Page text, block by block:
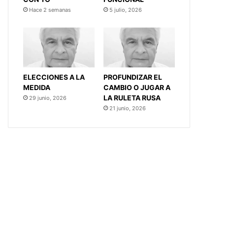
Hace 2 semanas 5 julio, 2026
ELECCIONES A LA
MEDIDA
29 junio, 2026
PROFUNDIZAR EL
CAMBIO O JUGAR A
LA RULETA RUSA
21 junio, 2026